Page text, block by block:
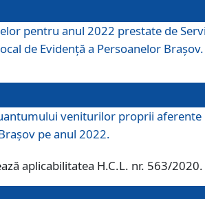
pentru anul 2022 prestate de
de Evidență a Persoanelor Braşov.
veniturilor proprii aferente
pe anul 2022.
aplicabilitatea H.C.L. nr. 563/2020.